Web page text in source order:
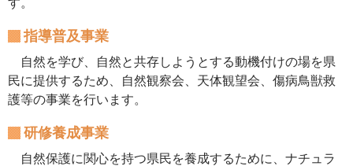
指導普及事業
自然を学び、自然と共存しようとする動機付けの場を県
民に提供するため、自然観察会、天体観望会、傷病鳥獣救
護等の事業を行います。
研修養成事業
自然保護に関心を持つ県民を養成するために、ナチュラ